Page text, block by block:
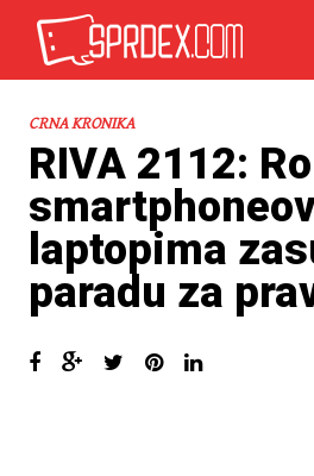
CRNA KRONIKA
RIVA 2112:
laptopima
paradu za